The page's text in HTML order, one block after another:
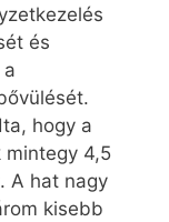
és
hogy a
mintegy 4,5
A hat nagy
kisebb